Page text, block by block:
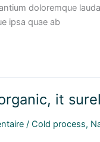
doloremque
ipsa quae ab
it
/Cold process,